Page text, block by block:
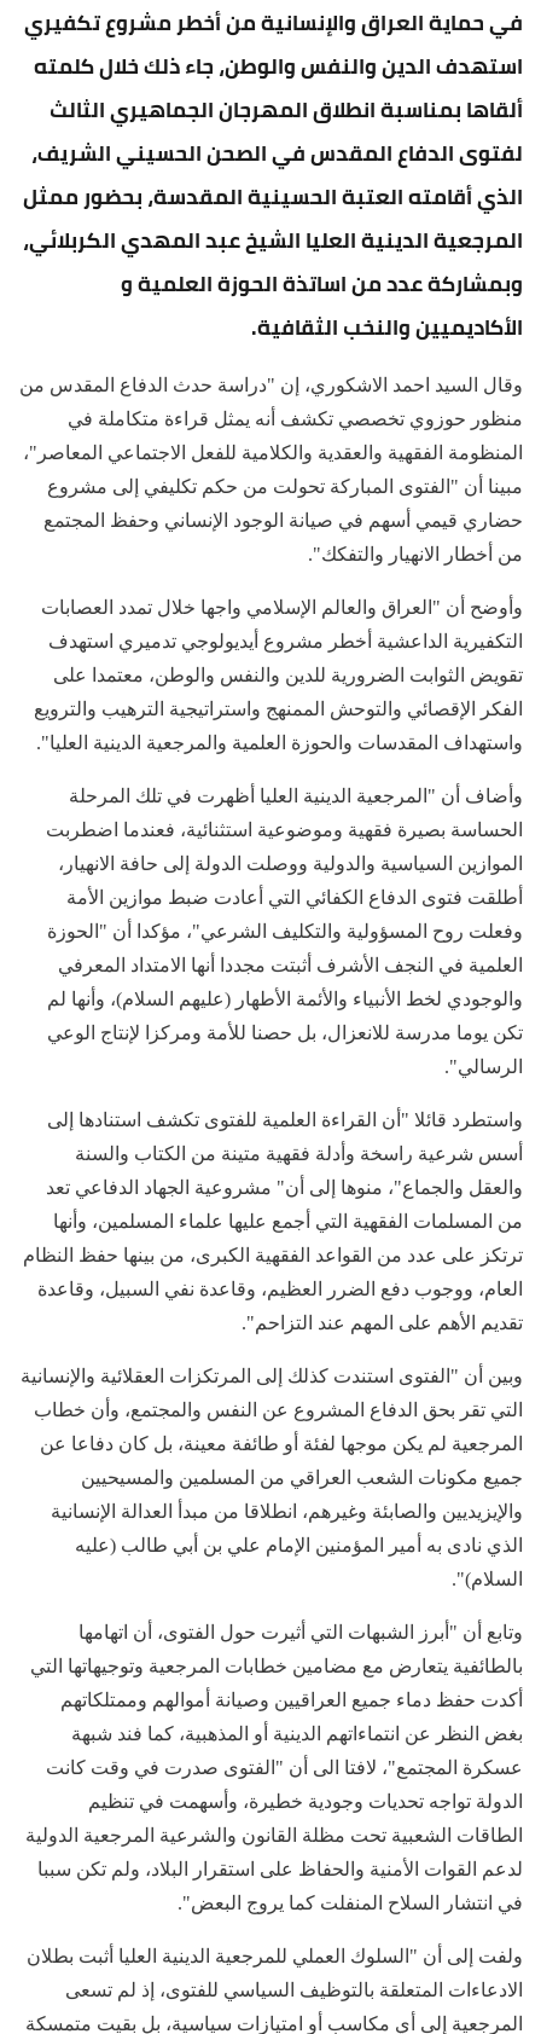
في حماية العراق والإنسانية من أخطر مشروع تكفيري
استهدف الدين والنفس والوطن، جاء ذلك خلال كلمته
ألقاها بمناسبة انطلاق المهرجان الجماهيري الثالث
لفتوى الدفاع المقدس في الصحن الحسيني الشريف،
الذي أقامته العتبة الحسينية المقدسة، بحضور ممثل
المرجعية الدينية العليا الشيخ عبد المهدي الكربلائي،
وبمشاركة عدد من اساتذة الحوزة العلمية و
الأكاديميين والنخب الثقافية.
وقال السيد احمد الاشكوري، إن "دراسة حدث الدفاع المقدس من
منظور حوزوي تخصصي تكشف أنه يمثل قراءة متكاملة في
المنظومة الفقهية والعقدية والكلامية للفعل الاجتماعي المعاصر"،
مبينا أن "الفتوى المباركة تحولت من حكم تكليفي إلى مشروع
حضاري قيمي أسهم في صيانة الوجود الإنساني وحفظ المجتمع
من أخطار الانهيار والتفكك".
وأوضح أن "العراق والعالم الإسلامي واجها خلال تمدد العصابات
التكفيرية الداعشية أخطر مشروع أيديولوجي تدميري استهدف
تقويض الثوابت الضرورية للدين والنفس والوطن، معتمدا على
الفكر الإقصائي والتوحش الممنهج واستراتيجية الترهيب والترويع
واستهداف المقدسات والحوزة العلمية والمرجعية الدينية العليا".
وأضاف أن "المرجعية الدينية العليا أظهرت في تلك المرحلة
الحساسة بصيرة فقهية وموضوعية استثنائية، فعندما اضطربت
الموازين السياسية والدولية ووصلت الدولة إلى حافة الانهيار،
أطلقت فتوى الدفاع الكفائي التي أعادت ضبط موازين الأمة
وفعلت روح المسؤولية والتكليف الشرعي"، مؤكدا أن "الحوزة
العلمية في النجف الأشرف أثبتت مجددا أنها الامتداد المعرفي
والوجودي لخط الأنبياء والأئمة الأطهار (عليهم السلام)، وأنها لم
تكن يوما مدرسة للانعزال، بل حصنا للأمة ومركزا لإنتاج الوعي
الرسالي".
واستطرد قائلا "أن القراءة العلمية للفتوى تكشف استنادها إلى
أسس شرعية راسخة وأدلة فقهية متينة من الكتاب والسنة
والعقل والجماع"، منوها إلى أن" مشروعية الجهاد الدفاعي تعد
من المسلمات الفقهية التي أجمع عليها علماء المسلمين، وأنها
ترتكز على عدد من القواعد الفقهية الكبرى، من بينها حفظ النظام
العام، ووجوب دفع الضرر العظيم، وقاعدة نفي السبيل، وقاعدة
تقديم الأهم على المهم عند التزاحم".
وبين أن "الفتوى استندت كذلك إلى المرتكزات العقلائية والإنسانية
التي تقر بحق الدفاع المشروع عن النفس والمجتمع، وأن خطاب
المرجعية لم يكن موجها لفئة أو طائفة معينة، بل كان دفاعا عن
جميع مكونات الشعب العراقي من المسلمين والمسيحيين
والإيزيديين والصابئة وغيرهم، انطلاقا من مبدأ العدالة الإنسانية
الذي نادى به أمير المؤمنين الإمام علي بن أبي طالب (عليه
السلام)".
وتابع أن "أبرز الشبهات التي أثيرت حول الفتوى، أن اتهامها
بالطائفية يتعارض مع مضامين خطابات المرجعية وتوجيهاتها التي
أكدت حفظ دماء جميع العراقيين وصيانة أموالهم وممتلكاتهم
بغض النظر عن انتماءاتهم الدينية أو المذهبية، كما فند شبهة
عسكرة المجتمع"، لافتا الى أن "الفتوى صدرت في وقت كانت
الدولة تواجه تحديات وجودية خطيرة، وأسهمت في تنظيم
الطاقات الشعبية تحت مظلة القانون والشرعية المرجعية الدولية
لدعم القوات الأمنية والحفاظ على استقرار البلاد، ولم تكن سببا
في انتشار السلاح المنفلت كما يروج البعض".
ولفت إلى أن "السلوك العملي للمرجعية الدينية العليا أثبت بطلان
الادعاءات المتعلقة بالتوظيف السياسي للفتوى، إذ لم تسعى
المرجعية إلى أي مكاسب أو امتيازات سياسية، بل بقيت متمسكة